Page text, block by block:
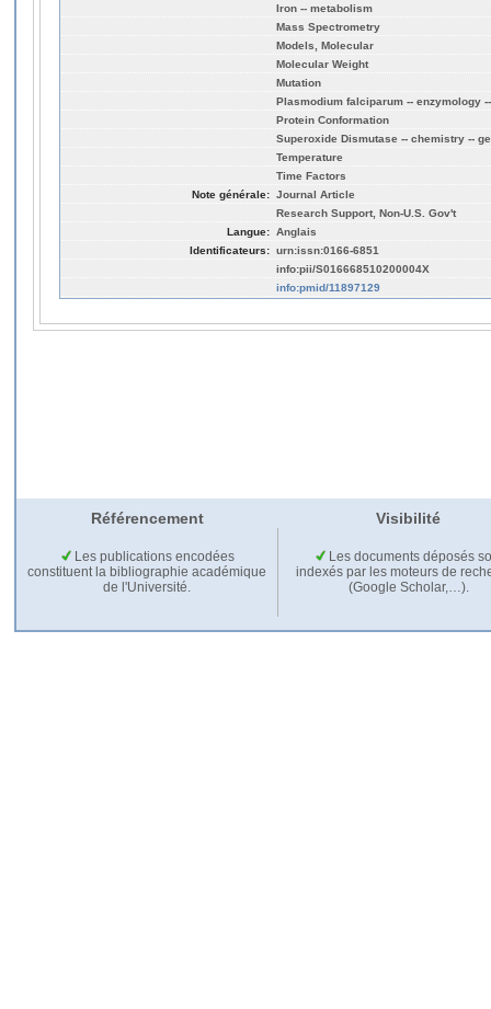
Iron -- metabolism
Mass Spectrometry
Models, Molecular
Molecular Weight
Mutation
Plasmodium falciparum -- enzymology
Protein Conformation
Superoxide Dismutase -- chemistry --
Temperature
Time Factors
Note générale: Journal Article
Research Support, Non-U.S. Gov't
Langue: Anglais
Identificateurs: urn:issn:0166-6851
info:pii/S016668510200004X
info:pmid/11897129
Référencement Visibilité
Les publications encodées
constituent la bibliographie académique
de l'Université.
Les documents déposés
indexés par les moteurs de
(Google Scholar,…).